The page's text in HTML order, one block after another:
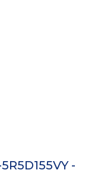
-